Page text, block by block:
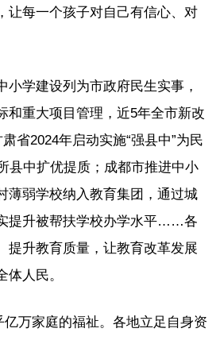
让每一个孩子对自己有信心、对
小学建设列为市政府民生实事，
和重大项目管理，近5年全市新改
省2024年启动实施“强县中”为民
县中扩优提质；成都市推进中小
薄弱学校纳入教育集团，通过城
提升被帮扶学校办学水平……各
提升教育质量，让教育改革发展
体人民。
亿万家庭的福祉。各地立足自身资